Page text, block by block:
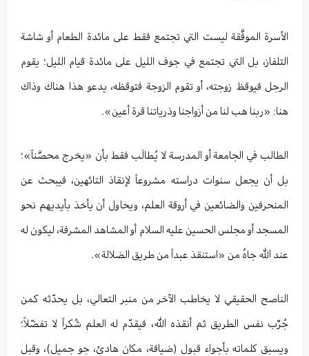
الأسرة الموفَّقة ليست التي تجتمع فقط على مائدة الطعام أو شاشة
التلفاز، بل التي تجتمع في جوف الليل على مائدة قيام الليل؛ يقوم
الرجل فيوقظ زوجته، أو تقوم الزوجة فتوقظه، يدعو هذا هناك وذاك
هنا: «ربنا هب لنا من أزواجنا وذرياتنا قرة أعين».
الطالب في الجامعة أو المدرسة لا يُطالَب فقط بأن «يخرج محصَّناً»؛
بل أن يجعل سنوات دراسته مشروعاً لإنقاذ التائهين، فيبحث عن
المنحرفين والضائعين في أروقة العلم، ويحاول أن يأخذ بأيديهم نحو
المسجد أو مجلس الحسين عليه السلام أو المشاهد المشرفة، ليكون له
عند الله جاهُ من «استنقذ عبداً من طريق الضلالة».
الناصح الحقيقي لا يخاطب الآخر من منبر التعالي، بل يحدّثه كمن
جُرِّب نفس الطريق ثم أنقذه الله، فيقدّم له العلم شُكراً لا تفضّلاً؛
ويسبق كلماته بأجواء قبول (ضيافة، مكان هادئ، جو جميل)، وقبل